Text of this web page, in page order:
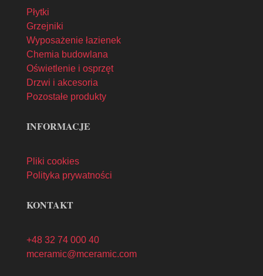
Płytki
Grzejniki
Wyposażenie łazienek
Chemia budowlana
Oświetlenie i osprzęt
Drzwi i akcesoria
Pozostałe produkty
INFORMACJE
Pliki cookies
Polityka prywatności
KONTAKT
+48 32 74 000 40
mceramic@mceramic.com